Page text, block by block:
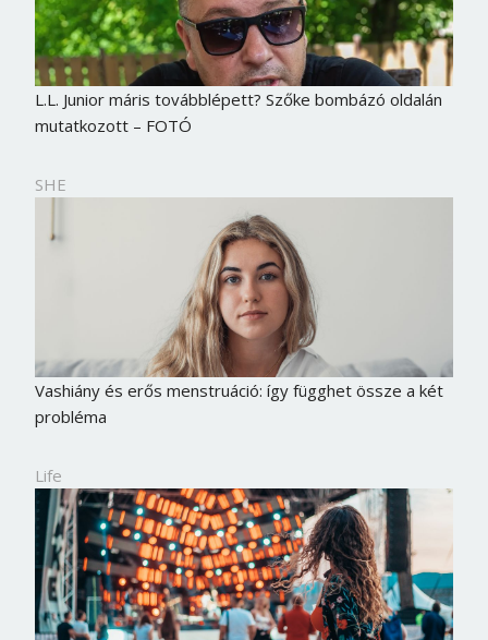
L.L. Junior máris továbblépett? Szőke bombázó oldalán
mutatkozott – FOTÓ
SHE
Vashiány és erős menstruáció: így függhet össze a két
probléma
Life